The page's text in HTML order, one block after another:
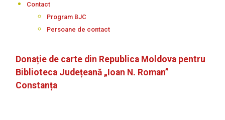
Contact
Program BJC
Persoane de contact
Donație de carte din Republica Moldova pentru
Biblioteca Județeană „Ioan N. Roman”
Constanța